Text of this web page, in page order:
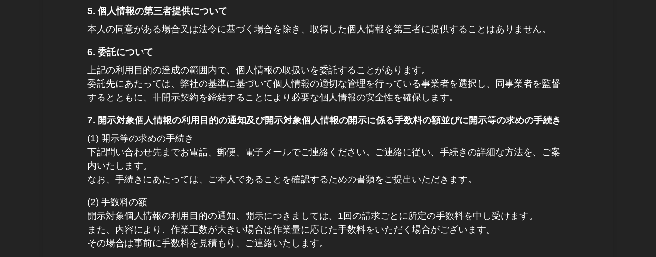
5. 個人情報の第三者提供について
本人の同意がある場合又は法令に基づく場合を除き、取得した個人情報を第三者に提供することはありません。
6. 委託について
上記の利用目的の達成の範囲内で、個人情報の取扱いを委託することがあります。
委託先にあたっては、弊社の基準に基づいて個人情報の適切な管理を行っている事業者を選択し、同事業者を監督
するとともに、非開示契約を締結することにより必要な個人情報の安全性を確保します。
7. 開示対象個人情報の利用目的の通知及び開示対象個人情報の開示に係る手数料の額並びに開示等の求めの手続き
(1) 開示等の求めの手続き
下記問い合わせ先までお電話、郵便、電子メールでご連絡ください。ご連絡に従い、手続きの詳細な方法を、ご案
内いたします。
なお、手続きにあたっては、ご本人であることを確認するための書類をご提出いただきます。
(2) 手数料の額
開示対象個人情報の利用目的の通知、開示につきましては、1回の請求ごとに所定の手数料を申し受けます。
また、内容により、作業工数が大きい場合は作業量に応じた手数料をいただく場合がございます。
その場合は事前に手数料を見積もり、ご連絡いたします。